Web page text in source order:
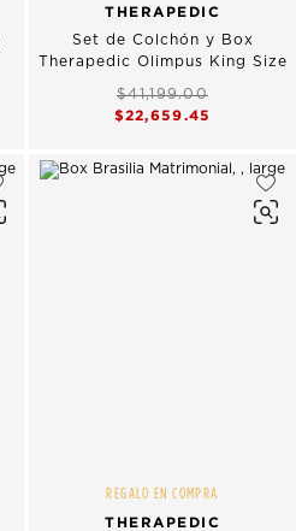
THERAPEDIC
Set de Colchón y Box
Therapedic Olimpus King Size
$41,199.00
$22,659.45
REGALO EN COMPRA
THERAPEDIC